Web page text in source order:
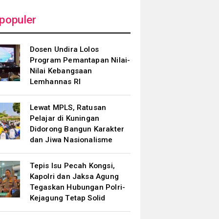
Dosen Undira Lolos
Program Pemantapan Nilai-
Nilai Kebangsaan
Lemhannas RI
Lewat MPLS, Ratusan
Pelajar di Kuningan
Didorong Bangun Karakter
dan Jiwa Nasionalisme
Tepis Isu Pecah Kongsi,
Kapolri dan Jaksa Agung
Tegaskan Hubungan Polri-
Kejagung Tetap Solid